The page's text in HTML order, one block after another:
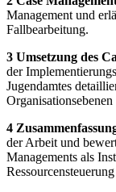
Management und
Fallbearbeitung.
3 Umsetzung des
der
Jugendamtes
Organisationsebenen
4
der Arbeit und
Managements als